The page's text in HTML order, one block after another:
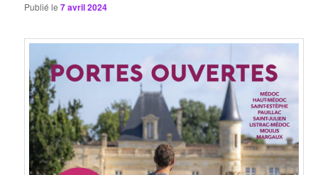
Publié le7 avril 2024